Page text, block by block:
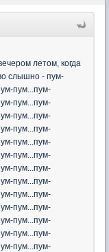
летом, когда
слышно - пум-
пум...пум-
пум...пум-
пум...пум-
пум...пум-
пум...пум-
пум...пум-
пум...пум-
пум...пум-
пум...пум-
пум...пум-
пум...пум-
пум...пум-
пум...пум-